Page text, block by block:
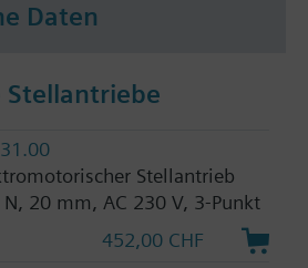
Daten
Stellantriebe
Stellantrieb
N, 20 mm, AC 230 V, 3-Punkt
452,00 CHF